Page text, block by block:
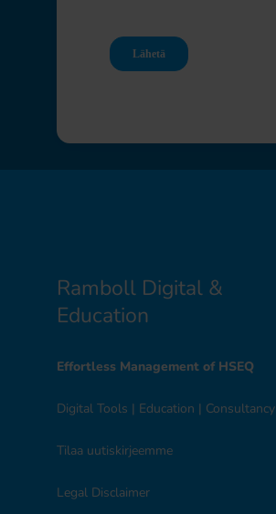
Ramboll Digital &
Education
Effortless Management of HSEQ
Digital Tools | Education | Consultancy
Tilaa uutiskirjeemme
Legal Disclaimer